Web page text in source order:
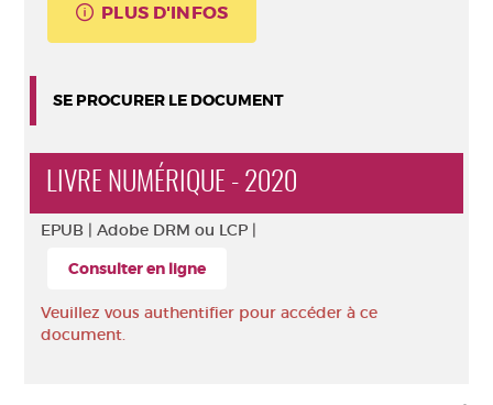
PLUS D'INFOS
SE PROCURER LE DOCUMENT
LIVRE NUMÉRIQUE - 2020
EPUB | Adobe DRM ou LCP |
Consulter en ligne
Veuillez vous authentifier pour accéder à ce
document.